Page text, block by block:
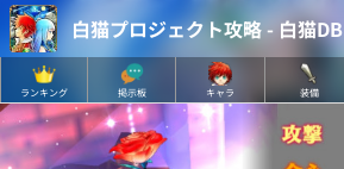
白猫プロジェクト攻略 - 白猫DB
ランキング 掲示板 キャラ 装備